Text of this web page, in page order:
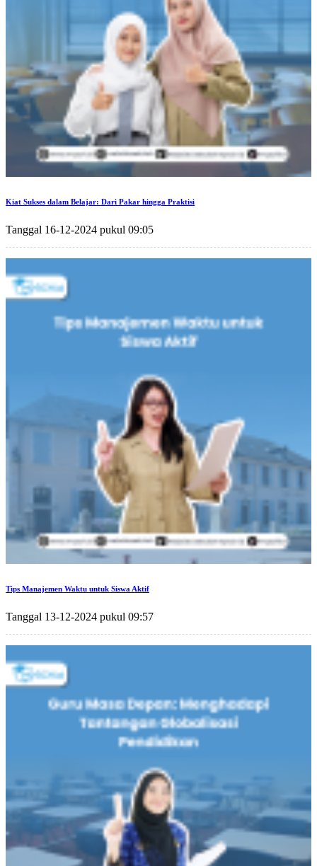
Kiat Sukses dalam Belajar: Dari Pakar hingga Praktisi
Tanggal 16-12-2024 pukul 09:05
Tips Manajemen Waktu untuk Siswa Aktif
Tanggal 13-12-2024 pukul 09:57